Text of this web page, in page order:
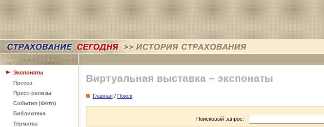
Экспонаты
Пресса
Пресс-релизы
События (Фото)
Библиотека
Термины
Виртуальная выставка – экспонаты
Главная / Поиск
Поисковый запрос: